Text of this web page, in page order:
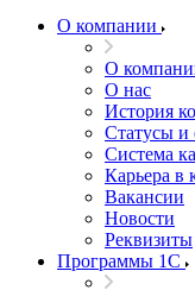
О компании
О
О нас
История
Статусы и
Система
Карьера в
Вакансии
Новости
Реквизиты
Программы 1С